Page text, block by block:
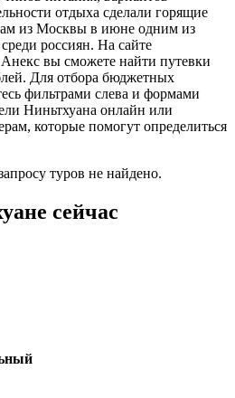
отдыха сделали горящие
из Москвы в июне одним из
россиян. На сайте
Анекс вы сможете найти путевки
Для отбора бюджетных
фильтрами слева и формами
Ниньтхуана онлайн или
которые помогут определиться
туров не найдено.
сейчас